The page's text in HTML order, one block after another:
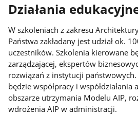
Działania
W szkoleniach z zakresu
Państwa zakładany jest udział ok.
uczestników. Szkolenia kierowane
zarządzającej, ekspertów
rozwiązań z instytucji
będzie współpracy i
obszarze utrzymania Modelu AIP,
wdrożenia AIP w administracji.